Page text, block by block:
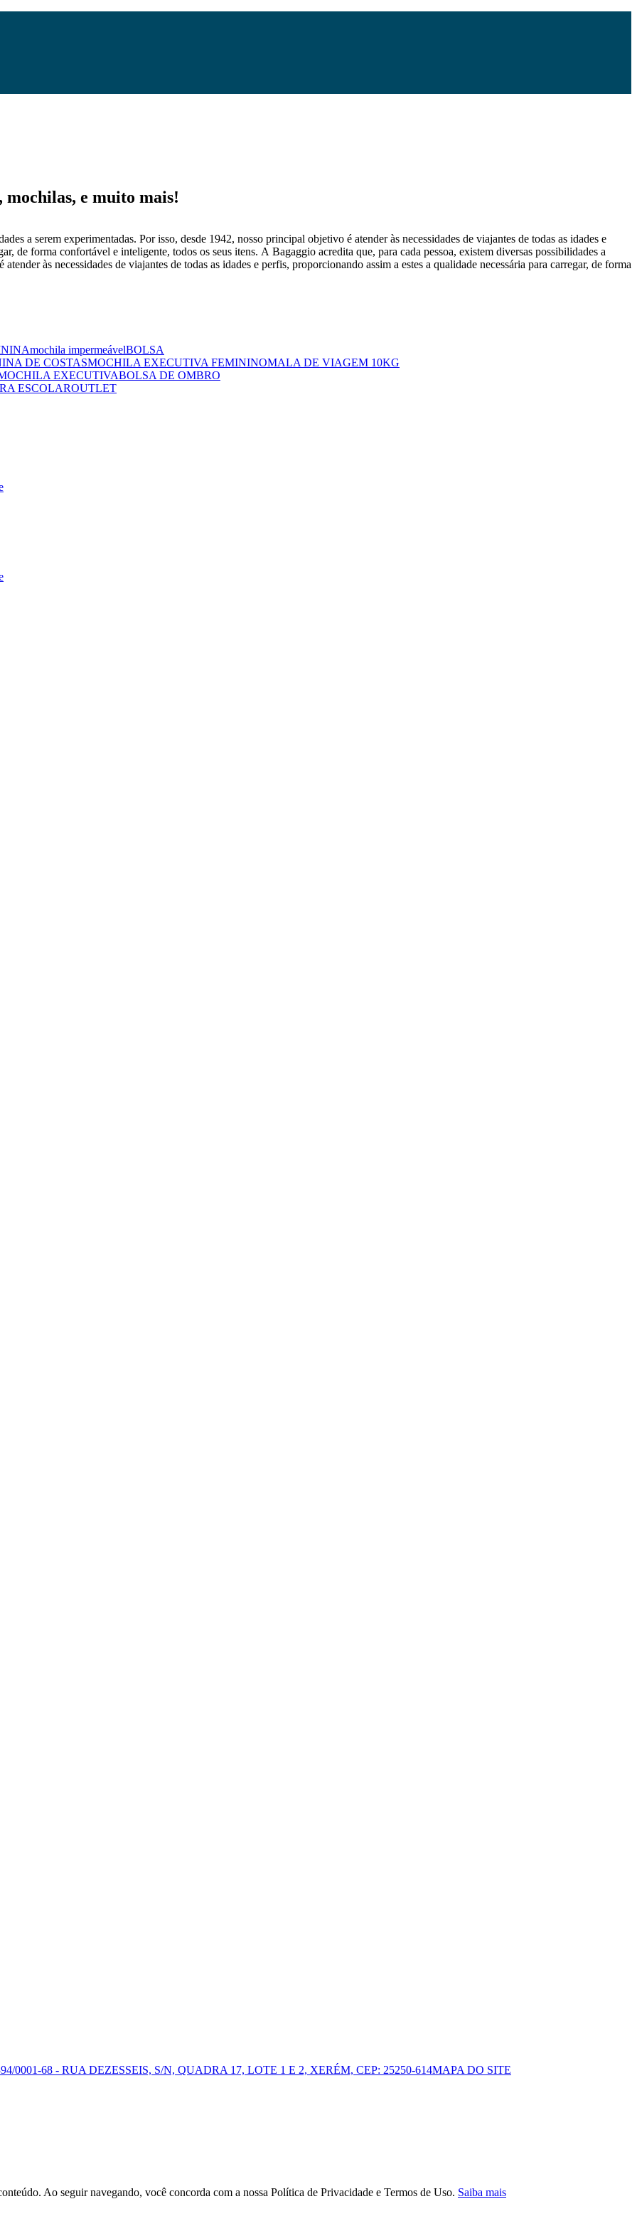
e muito mais!
a serem experimentadas. Por isso, desde 1942, nosso principal objetivo é atender às necessidades de viajantes de todas as idades e
de forma confortável e inteligente, todos os seus itens. A Bagaggio acredita que, para cada pessoa, existem diversas possibilidades a
às necessidades de viajantes de todas as idades e perfis, proporcionando assim a estes a qualidade necessária para carregar, de forma
mochila impermeávelBOLSA
DE COSTASMOCHILA EXECUTIVA FEMININOMALA DE VIAGEM 10KG
EXECUTIVABOLSA DE OMBRO
ESCOLAROUTLET
0001-68 - RUA DEZESSEIS, S/N, QUADRA 17, LOTE 1 E 2, XERÉM, CEP: 25250-614MAPA DO SITE
Ao seguir navegando, você concorda com a nossa Política de Privacidade e Termos de Uso. Saiba mais